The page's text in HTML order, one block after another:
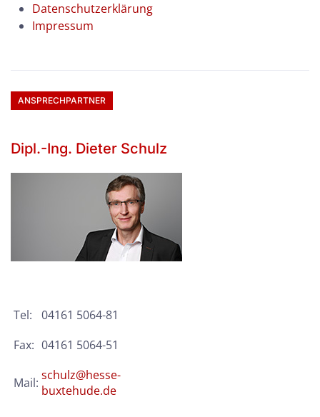
Datenschutzerklärung
Impressum
ANSPRECHPARTNER
Dipl.-Ing. Dieter Schulz
Tel:
04161 5064-81
Fax: 04161 5064-51
Mail: schulz@hesse-
buxtehude.de